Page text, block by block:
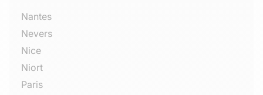
Nantes
Nevers
Nice
Niort
Paris